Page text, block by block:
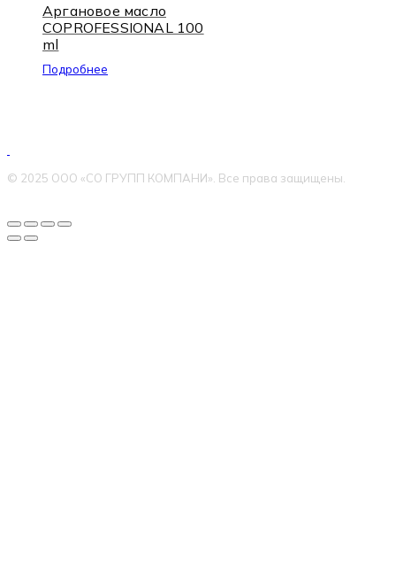
Аргановое масло
COPROFESSIONAL 100
ml
Подробнее
© 2025 ООО «СО ГРУПП КОМПАНИ». Все права защищены.